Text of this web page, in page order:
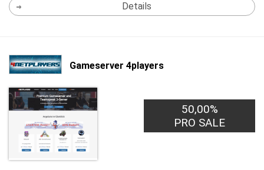
Details
Gameserver 4players
50,00%
PRO SALE